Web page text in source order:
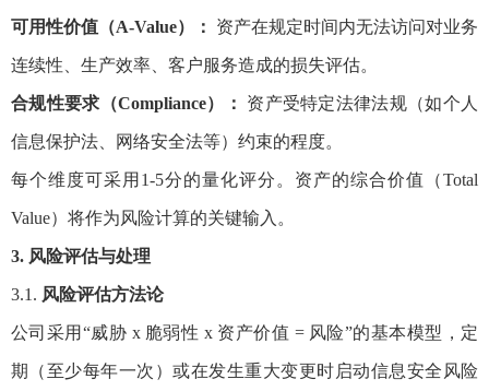
可用性价值（A-Value）： 资产在规定时间内无法访问对业务
连续性、生产效率、客户服务造成的损失评估。
合规性要求（Compliance）： 资产受特定法律法规（如个人
信息保护法、网络安全法等）约束的程度。
每个维度可采用1-5分的量化评分。资产的综合价值（Total
Value）将作为风险计算的关键输入。
3. 风险评估与处理
3.1. 风险评估方法论
公司采用“威胁 x 脆弱性 x 资产价值 = 风险”的基本模型，定
期（至少每年一次）或在发生重大变更时启动信息安全风险